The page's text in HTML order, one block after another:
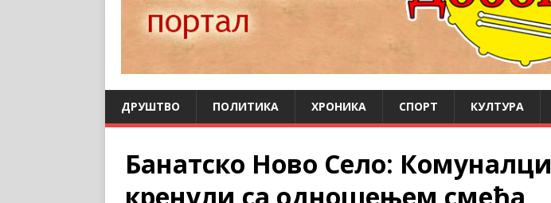
ДРУШТВО ПОЛИТИКА ХРОНИКА СПОРТ КУЛТУРА
Банатско Ново Село: Комуналци